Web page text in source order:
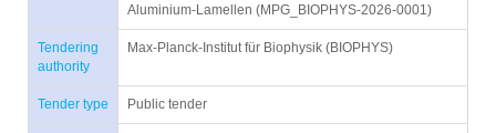
Aluminium-Lamellen (MPG_BIOPHYS-2026-0001)
Tendering
authority
Max-Planck-Institut für Biophysik (BIOPHYS)
Tender type Public tender